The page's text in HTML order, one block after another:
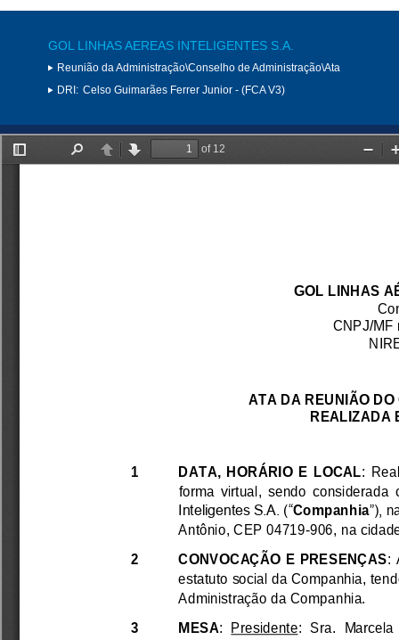
GOL LINHAS AEREAS INTELIGENTES S.A.
Reunião da Administração\Conselho de Administração\Ata
DRI: Celso Guimarães Ferrer Junior - (FCA V3)